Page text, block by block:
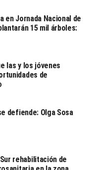
por otro lado que
podíamos ganar, Yo
que sacarle
para ver qué fue lo
modificar para
fuerte y
mira está en el
buscará obtener la
gubernatura.
comicios
al partido albiazul
en Jornada Nacional de
15 mil árboles:
las y los jóvenes
de
defiende: Olga Sosa
rehabilitación de